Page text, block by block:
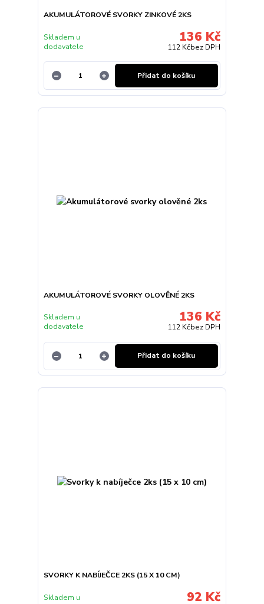
AKUMULÁTOROVÉ SVORKY ZINKOVÉ 2KS
136 Kč
112 Kčbez DPH
Skladem u
dodavatele
Přidat do košíku
AKUMULÁTOROVÉ SVORKY OLOVĚNÉ 2KS
136 Kč
112 Kčbez DPH
Skladem u
dodavatele
Přidat do košíku
SVORKY K NABÍJEČCE 2KS (15 X 10 CM)
92 Kč
Skladem u